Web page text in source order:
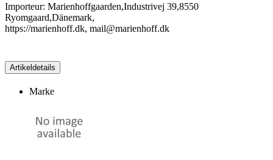
Importeur: Marienhoffgaarden,Industrivej 39,8550
Ryomgaard,Dänemark,
https://marienhoff.dk, mail@marienhoff.dk
Artikeldetails
Marke